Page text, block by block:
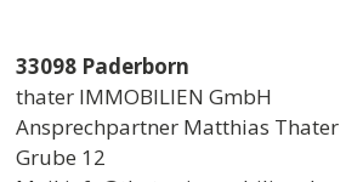
33098 Paderborn
thater IMMOBILIEN GmbH
Ansprechpartner Matthias Thater
Grube 12